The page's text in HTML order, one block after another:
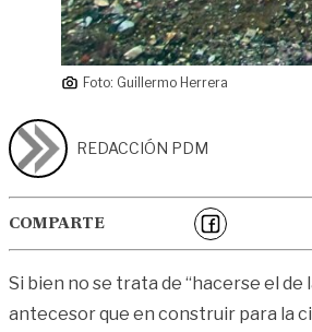
Foto: Guillermo Herrera
REDACCIÓN PDM
COMPARTE
Si bien no se trata de “hacerse el
antecesor que en construir para la